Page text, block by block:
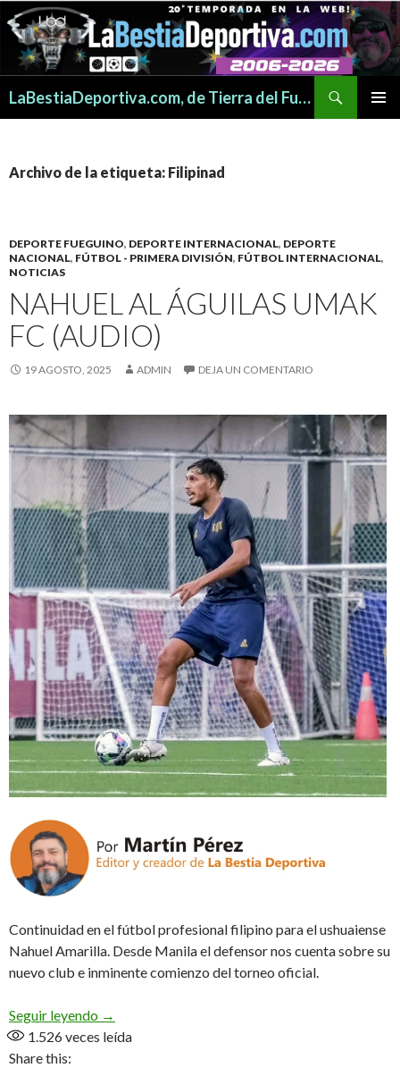
LaBestiaDeportiva.com, de Tierra del Fuego para todo el mundo
Archivo de la etiqueta: Filipinad
DEPORTE FUEGUINO, DEPORTE INTERNACIONAL, DEPORTE
NACIONAL, FÚTBOL - PRIMERA DIVISIÓN, FÚTBOL INTERNACIONAL,
NOTICIAS
NAHUEL AL ÁGUILAS UMAK
FC (AUDIO)
19 AGOSTO, 2025 ADMIN DEJA UN COMENTARIO
Continuidad en el fútbol profesional filipino para el ushuaiense
Nahuel Amarilla. Desde Manila el defensor nos cuenta sobre su
nuevo club e inminente comienzo del torneo oficial.
Seguir leyendo Nahuel al Águilas Umak FC (Audio)
→
1.526veces leída
Share this: